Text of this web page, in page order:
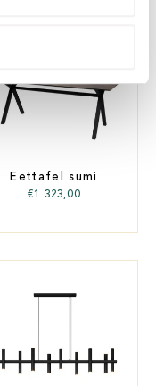
Eettafel sumi
€1.323,00